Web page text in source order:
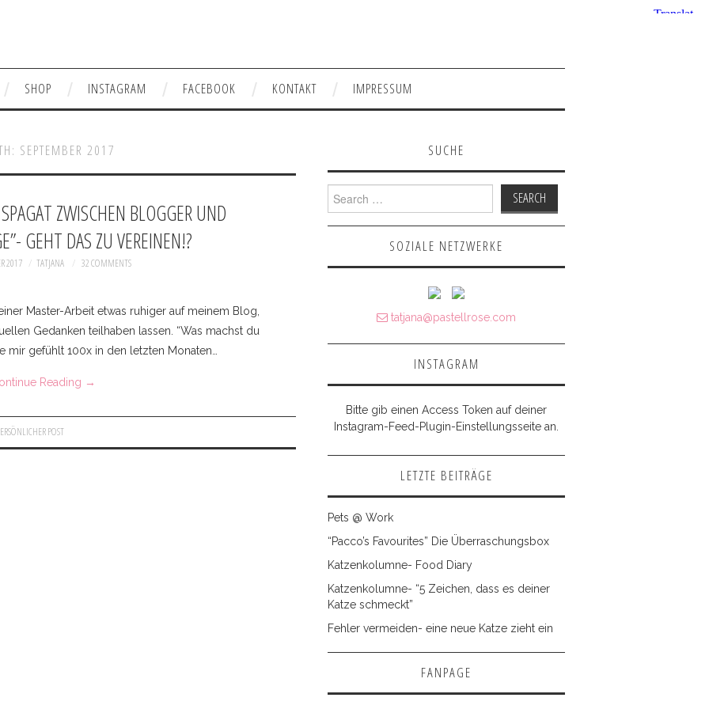
SHOP INSTAGRAM FACEBOOK KONTAKT IMPRESSUM
SEPTEMBER 2017
ZWISCHEN BLOGGER UND
GEHT DAS ZU VEREINEN!?
2017 TATJANA 32 COMMENTS
Master-Arbeit etwas ruhiger auf meinem Blog,
Gedanken teilhaben lassen. “Was machst du
mir gefühlt 100x in den letzten Monaten…
Reading →
POST
SUCHE
Search for:
SOZIALE NETZWERKE
tatjana@pastellrose.com
INSTAGRAM
Bitte gib einen Access Token auf deiner
Instagram-Feed-Plugin-Einstellungsseite an.
LETZTE BEITRÄGE
Pets @ Work
“Pacco’s Favourites” Die Überraschungsbox
Katzenkolumne- Food Diary
Katzenkolumne- “5 Zeichen, dass es deiner
Katze schmeckt”
Fehler vermeiden- eine neue Katze zieht ein
FANPAGE